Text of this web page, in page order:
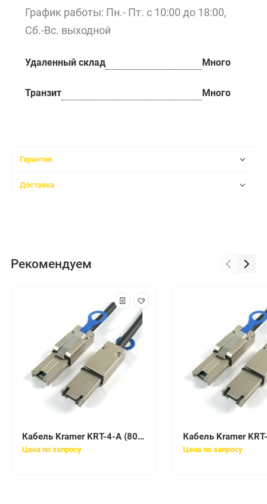
График работы: Пн.- Пт. с 10:00 до 18:00,
Сб.-Вс. выходной
Удаленный склад Много
Транзит Много
Гарантия
Доставка
Рекомендуем
Кабель Kramer KRT-4-A (80-00027799)
Цена по запросу Цена по запросу